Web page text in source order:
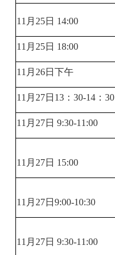
11月25日 14:00
11月25日 18:00
11月26日下午
11月27日13：30-14：30
11月27日 9:30-11:00
11月27日 15:00
11月27日9:00-10:30
11月27日 9:30-11:00